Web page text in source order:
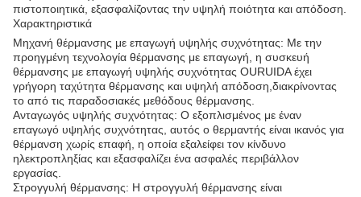
πιστοποιητικά, εξασφαλίζοντας την υψηλή ποιότητα και απόδοση.
Χαρακτηριστικά
Μηχανή θέρμανσης με επαγωγή υψηλής συχνότητας: Με την
προηγμένη τεχνολογία θέρμανσης με επαγωγή, η συσκευή
θέρμανσης με επαγωγή υψηλής συχνότητας OURUIDA έχει
γρήγορη ταχύτητα θέρμανσης και υψηλή απόδοση,διακρίνοντας
το από τις παραδοσιακές μεθόδους θέρμανσης.
Ανταγωγός υψηλής συχνότητας: Ο εξοπλισμένος με έναν
επαγωγό υψηλής συχνότητας, αυτός ο θερμαντής είναι ικανός για
θέρμανση χωρίς επαφή, η οποία εξαλείφει τον κίνδυνο
ηλεκτροπληξίας και εξασφαλίζει ένα ασφαλές περιβάλλον
εργασίας.
Στρογγυλή θέρμανσης: Η στρογγυλή θέρμανσης είναι